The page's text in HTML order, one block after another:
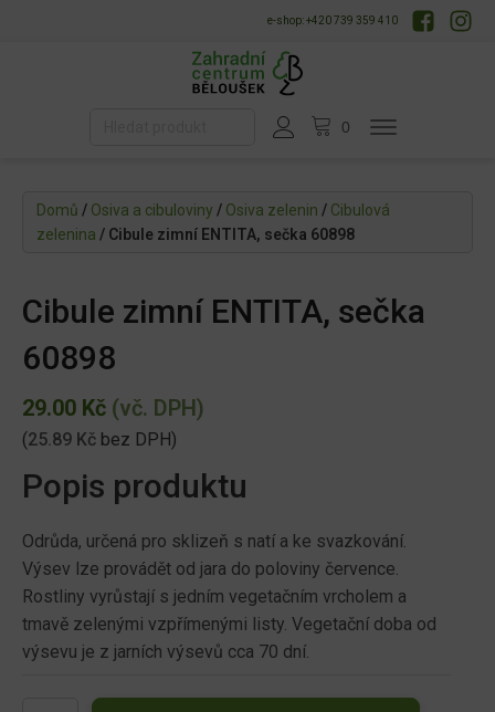
e-shop: +420 739 359 410
Domů / Osiva a cibuloviny / Osiva zelenin / Cibulová
zelenina / Cibule zimní ENTITA, sečka 60898
Cibule zimní ENTITA, sečka
60898
29.00 Kč (vč. DPH)
(25.89 Kč bez DPH)
Popis produktu
Odrůda, určená pro sklizeň s natí a ke svazkování.
Výsev lze provádět od jara do poloviny července.
Rostliny vyrůstají s jedním vegetačním vrcholem a
tmavě zelenými vzpřímenými listy. Vegetační doba od
výsevu je z jarních výsevů cca 70 dní.